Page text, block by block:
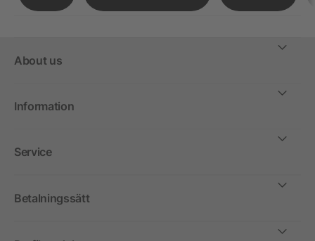
About us
Information
Service
Betalningssätt